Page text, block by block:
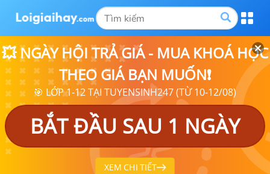
💥 NGÀY HỘI TRẢ GIÁ - MUA KHOÁ HỌC
THEO GIÁ BẠN MUỐN❗
🎯 LỚP 1-12 TẠI TUYENSINH247 (TỪ 10-12/08)
BẮT ĐẦU SAU 1 NGÀY
XEM CHI TIẾT